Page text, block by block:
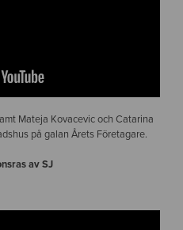
Mateja Kovacevic och Catarina
på galan Årets Företagare.
av SJ